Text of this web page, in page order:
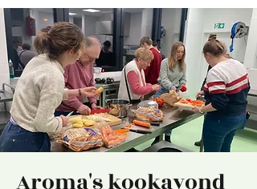
Aroma's kookavond